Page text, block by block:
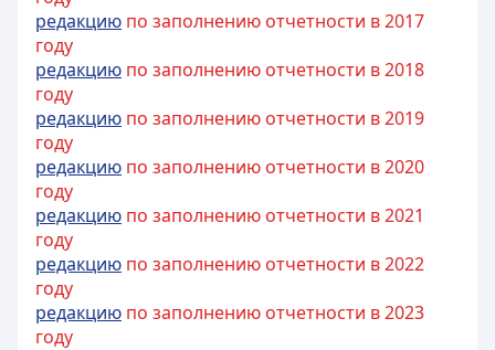
редакцию по заполнению отчетности в 2017
году
редакцию по заполнению отчетности в 2018
году
редакцию по заполнению отчетности в 2019
году
редакцию по заполнению отчетности в 2020
году
редакцию по заполнению отчетности в 2021
году
редакцию по заполнению отчетности в 2022
году
редакцию по заполнению отчетности в 2023
году